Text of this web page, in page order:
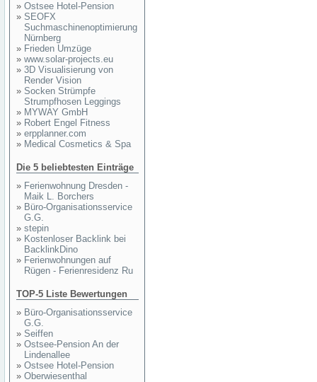
» Ostsee Hotel-Pension
» SEOFX
Suchmaschinenoptimierung
Nürnberg
» Frieden Umzüge
» www.solar-projects.eu
» 3D Visualisierung von
Render Vision
» Socken Strümpfe
Strumpfhosen Leggings
» MYWAY GmbH
» Robert Engel Fitness
» erpplanner.com
» Medical Cosmetics & Spa
Die 5 beliebtesten Einträge
» Ferienwohnung Dresden -
Maik L. Borchers
» Büro-Organisationsservice
G.G.
» stepin
» Kostenloser Backlink bei
BacklinkDino
» Ferienwohnungen auf
Rügen - Ferienresidenz Ru
TOP-5 Liste Bewertungen
» Büro-Organisationsservice
G.G.
» Seiffen
» Ostsee-Pension An der
Lindenallee
» Ostsee Hotel-Pension
» Oberwiesenthal